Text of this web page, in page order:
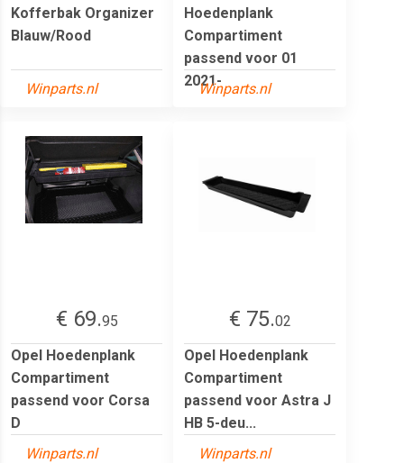
Kofferbak Organizer
Blauw/Rood
Winparts.nl
Hoedenplank
Compartiment
passend voor 01
2021-
Winparts.nl
€ 69.95
Opel Hoedenplank
Compartiment
passend voor Corsa
D
Winparts.nl
€ 75.02
Opel Hoedenplank
Compartiment
passend voor Astra J
HB 5-deu...
Winparts.nl